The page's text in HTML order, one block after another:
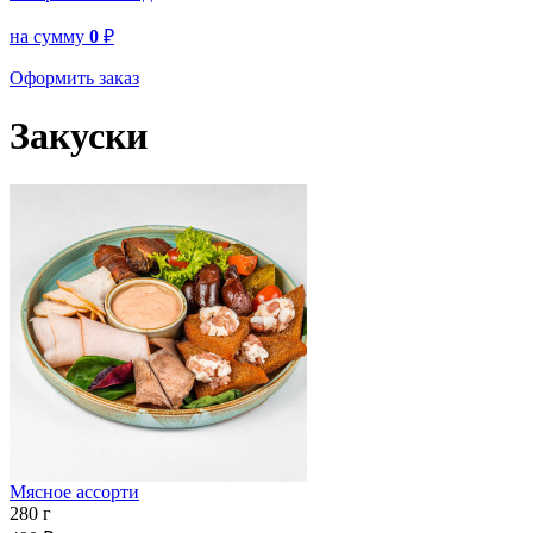
на сумму 0 ₽
Оформить заказ
Закуски
Мясное ассорти
280 г